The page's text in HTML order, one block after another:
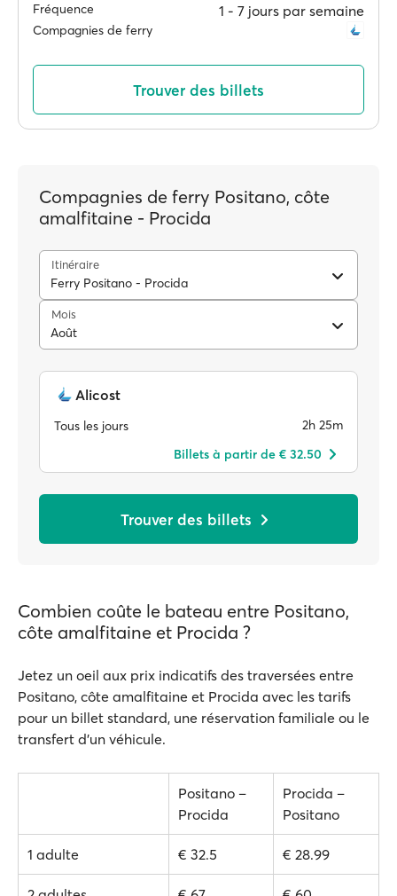
Fréquence 1 ‐ 7 jours par semaine
Compagnies de ferry
Trouver des billets
Compagnies de ferry Positano, côte
amalfitaine - Procida
Itinéraire
Ferry Positano - Procida
Mois
Août
Alicost
Tous les jours
2h 25m
Billets à partir de € 32.50
Trouver des billets
Combien coûte le bateau entre Positano,
côte amalfitaine et Procida ?
Jetez un oeil aux prix indicatifs des traversées entre
Positano, côte amalfitaine et Procida avec les tarifs
pour un billet standard, une réservation familiale ou le
transfert d'un véhicule.
Positano –
Procida
Procida –
Positano
1 adulte € 32.5 € 28.99